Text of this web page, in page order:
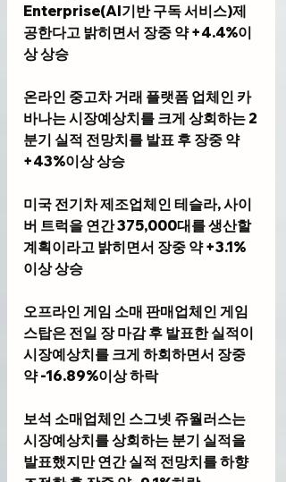
Enterprise(AI기반 구독 서비스)제
공한다고 밝히면서 장중 약 +4.4%이
상 상승
온라인 중고차 거래 플랫폼 업체인 카
바나는 시장예상치를 크게 상회하는 2
분기 실적 전망치를 발표 후 장중 약
+43%이상 상승
미국 전기차 제조업체인 테슬라, 사이
버 트럭을 연간 375,000대를 생산할
계획이라고 밝히면서 장중 약 +3.1%
이상 상승
오프라인 게임 소매 판매업체인 게임
스탑은 전일 장 마감 후 발표한 실적이
시장예상치를 크게 하회하면서 장중
약 -16.89%이상 하락
보석 소매업체인 스그넷 쥬월러스는
시장예상치를 상회하는 분기 실적을
발표했지만 연간 실적 전망치를 하향